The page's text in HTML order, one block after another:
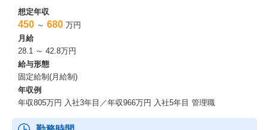
想定年収
450 ～ 680 万円
月給
28.1 ～ 42.8万円
給与形態
固定給制(月給制)
年収例
年収805万円 入社3年目／年収966万円 入社5年目 管理職